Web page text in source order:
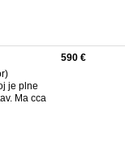
je plne
Ma cca
590 €